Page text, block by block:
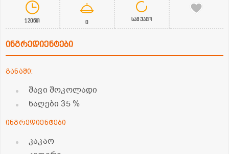
120წთ 0 საშუალო
ინგრედიენტები
განაში:
შავი შოკოლადი
ნაღები 35 %
ინგრედიენტები
კაკაო